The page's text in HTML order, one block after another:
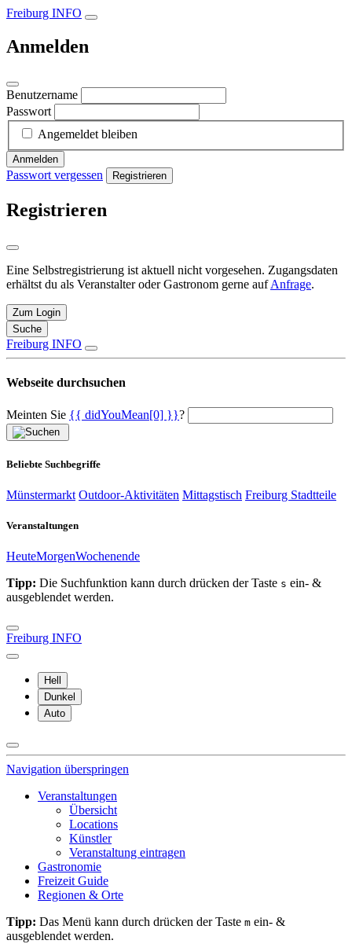
Freiburg INFO
Anmelden
Benutzername
Passwort
Angemeldet bleiben
Anmelden
Passwort vergessen Registrieren
Registrieren
Eine Selbstregistrierung ist aktuell nicht vorgesehen. Zugangsdaten
erhältst du als Veranstalter oder Gastronom gerne aufAnfrage.
Zum Login
Suche
Freiburg INFO
Webseite durchsuchen
Meinten Sie {{ didYouMean[0] }}?
Beliebte Suchbegriffe
Münstermarkt Outdoor-Aktivitäten Mittagstisch Freiburg Stadtteile
Veranstaltungen
HeuteMorgenWochenende
Tipp: Die Suchfunktion kann durch drücken der Taste s ein- &
ausgeblendet werden.
Freiburg INFO
Hell
Dunkel
Auto
Navigation überspringen
Veranstaltungen
Übersicht
Locations
Künstler
Veranstaltung eintragen
Gastronomie
Freizeit Guide
Regionen & Orte
Tipp: Das Menü kann durch drücken der Taste m ein- &
ausgeblendet werden.